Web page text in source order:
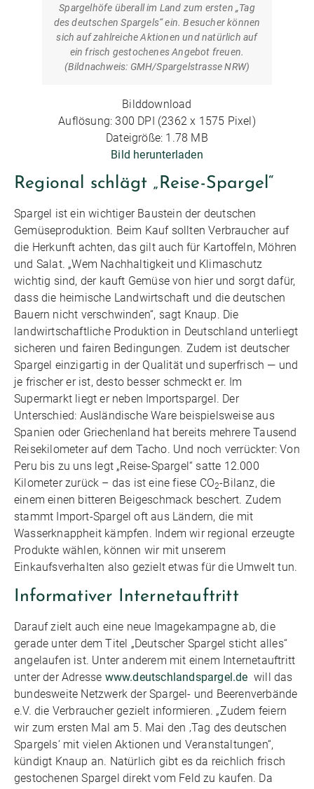
Spargelhöfe überall im Land zum ersten „Tag
des deutschen Spargels“ ein. Besucher können
sich auf zahlreiche Aktionen und natürlich auf
ein frisch gestochenes Angebot freuen.
(Bildnachweis: GMH/Spargelstrasse NRW)
Bilddownload
Auflösung: 300 DPI (2362 x 1575 Pixel)
Dateigröße: 1.78 MB
Bild herunterladen
Regional schlägt „Reise-Spargel“
Spargel ist ein wichtiger Baustein der deutschen
Gemüseproduktion. Beim Kauf sollten Verbraucher auf
die Herkunft achten, das gilt auch für Kartoffeln, Möhren
und Salat. „Wem Nachhaltigkeit und Klimaschutz
wichtig sind, der kauft Gemüse von hier und sorgt dafür,
dass die heimische Landwirtschaft und die deutschen
Bauern nicht verschwinden“, sagt Knaup. Die
landwirtschaftliche Produktion in Deutschland unterliegt
sicheren und fairen Bedingungen. Zudem ist deutscher
Spargel einzigartig in der Qualität und superfrisch — und
je frischer er ist, desto besser schmeckt er. Im
Supermarkt liegt er neben Importspargel. Der
Unterschied: Ausländische Ware beispielsweise aus
Spanien oder Griechenland hat bereits mehrere Tausend
Reisekilometer auf dem Tacho. Und noch verrückter: Von
Peru bis zu uns legt „Reise-Spargel“ satte 12.000
Kilometer zurück – das ist eine fiese CO2-Bilanz, die
einem einen bitteren Beigeschmack beschert. Zudem
stammt Import-Spargel oft aus Ländern, die mit
Wasserknappheit kämpfen. Indem wir regional erzeugte
Produkte wählen, können wir mit unserem
Einkaufsverhalten also gezielt etwas für die Umwelt tun.
Informativer Internetauftritt
Darauf zielt auch eine neue Imagekampagne ab, die
gerade unter dem Titel „Deutscher Spargel sticht alles“
angelaufen ist. Unter anderem mit einem Internetauftritt
unter der Adresse www.deutschlandspargel.de will das
bundesweite Netzwerk der Spargel- und Beerenverbände
e.V. die Verbraucher gezielt informieren. „Zudem feiern
wir zum ersten Mal am 5. Mai den ‚Tag des deutschen
Spargels‘ mit vielen Aktionen und Veranstaltungen“,
kündigt Knaup an. Natürlich gibt es da reichlich frisch
gestochenen Spargel direkt vom Feld zu kaufen. Da